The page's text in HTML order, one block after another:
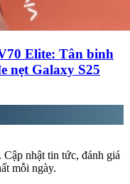
Elite: Tân binh
nẹt Galaxy S25
nhật tin tức, đánh giá
mỗi ngày.